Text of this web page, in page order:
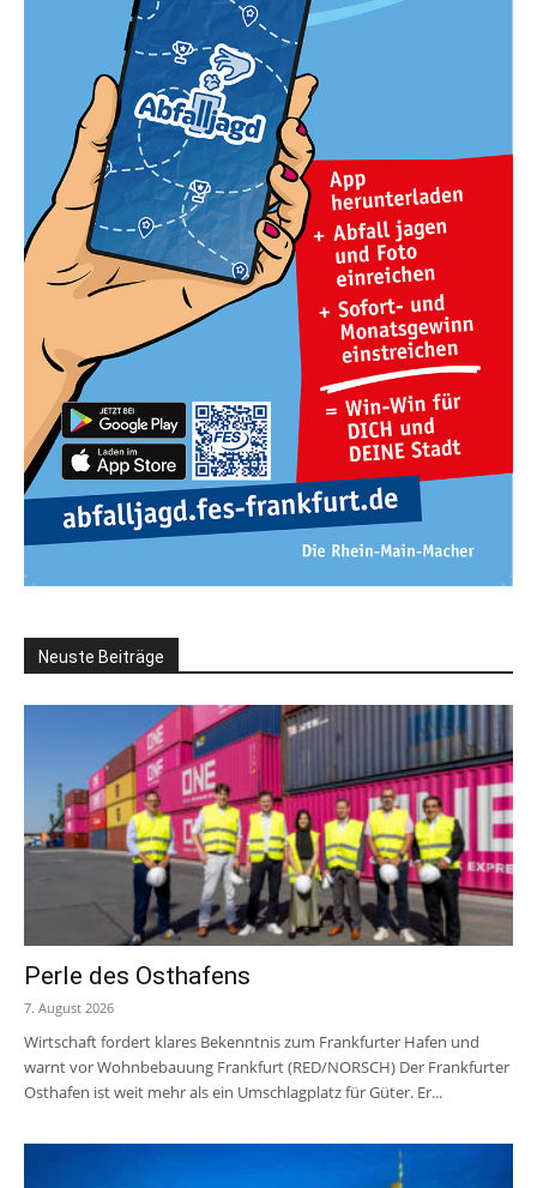
Neuste Beiträge
Perle des Osthafens
7. August 2026
Wirtschaft fordert klares Bekenntnis zum Frankfurter Hafen und
warnt vor Wohnbebauung Frankfurt (RED/NORSCH) Der Frankfurter
Osthafen ist weit mehr als ein Umschlagplatz für Güter. Er...